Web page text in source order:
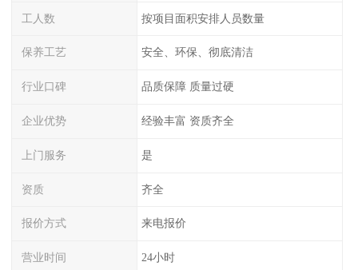
工人数 按项目面积安排人员数量
保养工艺 安全、环保、彻底清洁
行业口碑 品质保障 质量过硬
企业优势 经验丰富 资质齐全
上门服务 是
资质 齐全
报价方式 来电报价
营业时间 24小时